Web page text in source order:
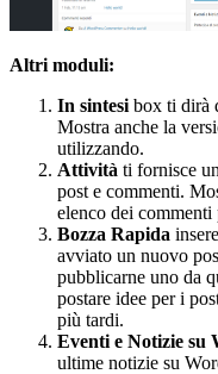
Altri moduli:
In sintesi box ti dirà
Mostra anche la
utilizzando.
Attività ti fornisce
post e commenti.
elenco dei commenti
Bozza Rapida
avviato un nuovo
pubblicarne uno da
postare idee per i
più tardi.
Eventi e Notizie su
ultime notizie su